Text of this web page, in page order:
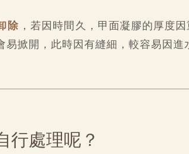
除 ，若因時間久，甲面凝膠的厚度
易掀開，此時因有縫細，較容易因進
行處理呢？